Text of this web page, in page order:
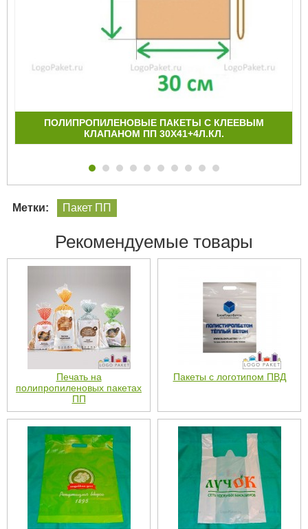
ПОЛИПРОПИЛЕНОВЫЕ ПАКЕТЫ С КЛЕЕВЫМ
КЛАПАНОМ ПП 30X41+4Л.КЛ.
Метки: Пакет ПП
Рекомендуемые товары
Печать на
полипропиленовых пакетах
ПП
Пакеты с логотипом ПВД